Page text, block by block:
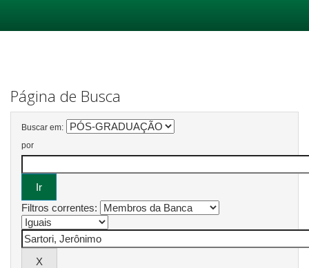
Página de Busca
Buscar em:
por
Filtros correntes: